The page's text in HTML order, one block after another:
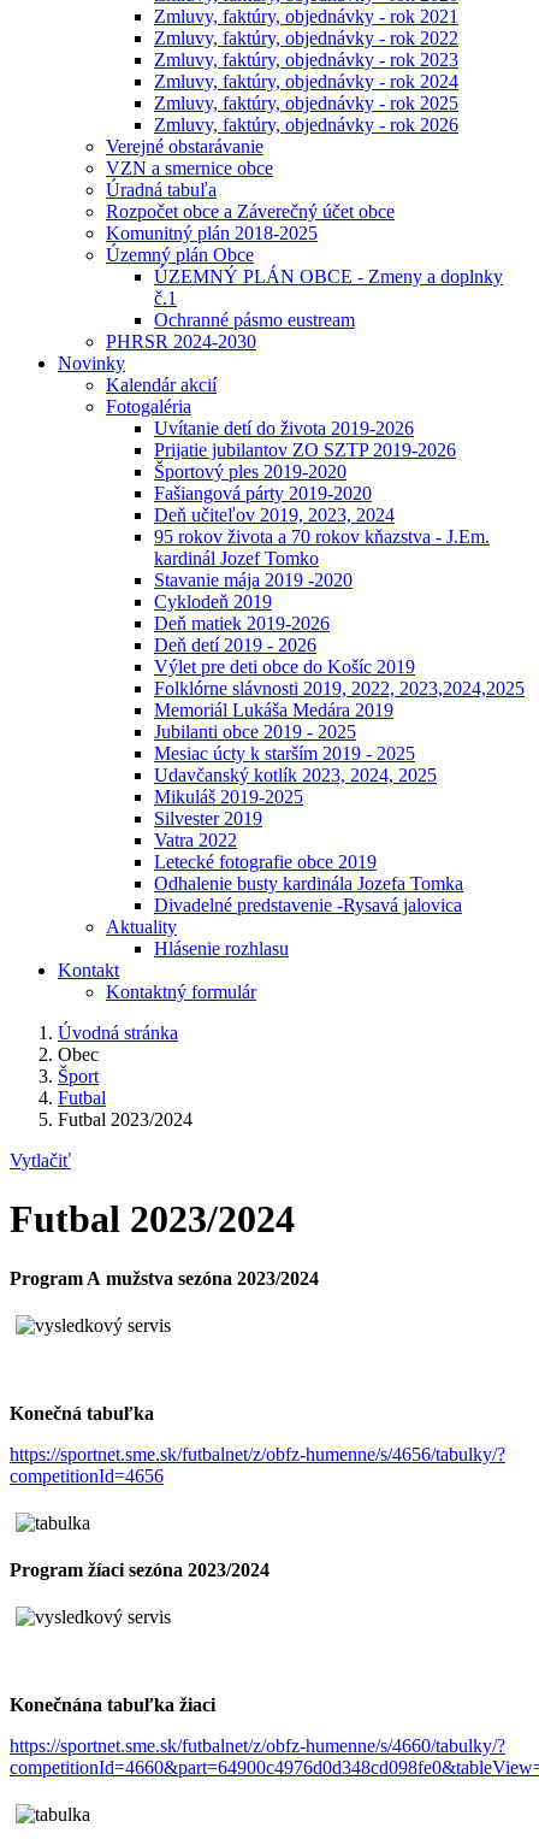
Zmluvy, faktúry, objednávky - rok 2021
Zmluvy, faktúry, objednávky - rok 2022
Zmluvy, faktúry, objednávky - rok 2023
Zmluvy, faktúry, objednávky - rok 2024
Zmluvy, faktúry, objednávky - rok 2025
Zmluvy, faktúry, objednávky - rok 2026
Verejné obstarávanie
VZN a smernice obce
Úradná tabuľa
Rozpočet obce a Záverečný účet obce
Komunitný plán 2018-2025
Územný plán Obce
ÚZEMNÝ PLÁN OBCE - Zmeny a doplnky
č.1
Ochranné pásmo eustream
PHRSR 2024-2030
Novinky
Kalendár akcií
Fotogaléria
Uvítanie detí do života 2019-2026
Prijatie jubilantov ZO SZTP 2019-2026
Športový ples 2019-2020
Fašiangová párty 2019-2020
Deň učiteľov 2019, 2023, 2024
95 rokov života a 70 rokov kňazstva - J.Em.
kardinál Jozef Tomko
Stavanie mája 2019 -2020
Cyklodeň 2019
Deň matiek 2019-2026
Deň detí 2019 - 2026
Výlet pre deti obce do Košíc 2019
Folklórne slávnosti 2019, 2022, 2023,2024,2025
Memoriál Lukáša Medára 2019
Jubilanti obce 2019 - 2025
Mesiac úcty k starším 2019 - 2025
Udavčanský kotlík 2023, 2024, 2025
Mikuláš 2019-2025
Silvester 2019
Vatra 2022
Letecké fotografie obce 2019
Odhalenie busty kardinála Jozefa Tomka
Divadelné predstavenie -Rysavá jalovica
Aktuality
Hlásenie rozhlasu
Kontakt
Kontaktný formulár
Úvodná stránka
Obec
Šport
Futbal
Futbal 2023/2024
Vytlačiť
Futbal 2023/2024
Program A mužstva sezóna 2023/2024
Konečná tabuľka
https://sportnet.sme.sk/futbalnet/z/obfz-humenne/s/4656/tabulky/?
competitionId=4656
Program žíaci sezóna 2023/2024
Konečnána tabuľka žiaci
https://sportnet.sme.sk/futbalnet/z/obfz-humenne/s/4660/tabulky/?